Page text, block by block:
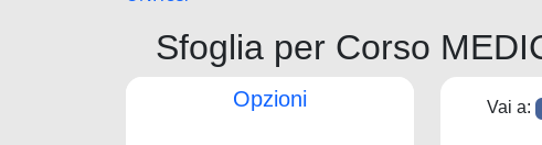
Sfoglia per Corso
Opzioni Vai a: